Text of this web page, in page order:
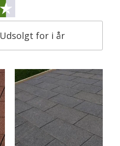
Udsolgt for i år